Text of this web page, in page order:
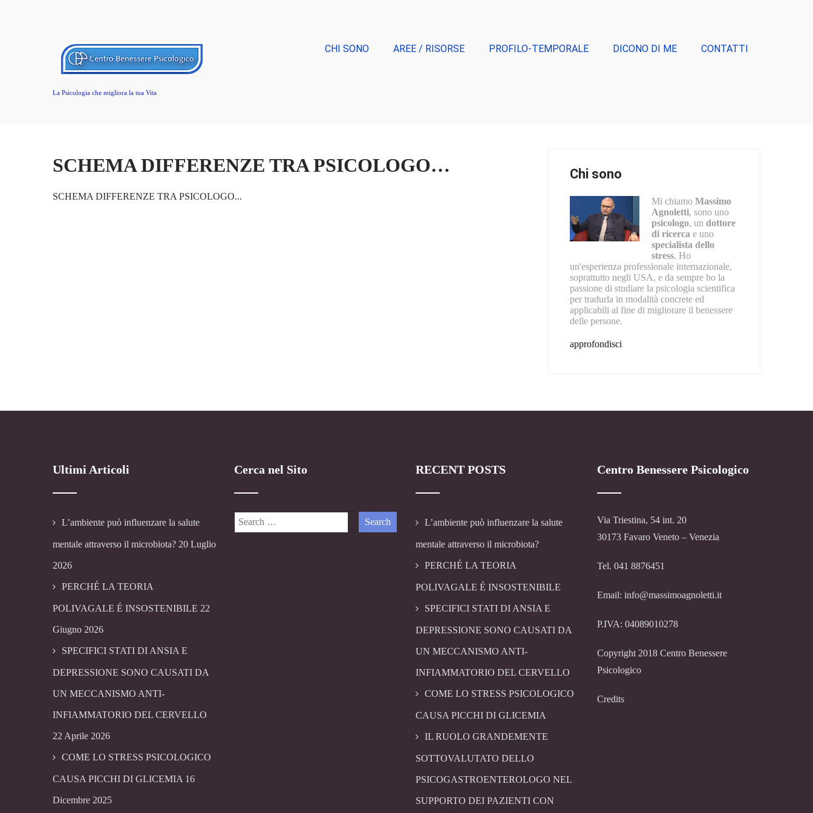
La Psicologia che migliora la tua Vita
CHI SONO AREE / RISORSE PROFILO-TEMPORALE DICONO DI ME CONTATTI
SCHEMA DIFFERENZE TRA PSICOLOGO…
SCHEMA DIFFERENZE TRA PSICOLOGO...
Chi sono
Mi chiamoMassimo
Agnoletti, sono uno
psicologo, undottore
di ricerca e uno
specialista dello
stress. Ho
un'esperienza professionale internazionale,
soprattutto negli USA, e da sempre ho la
passione di studiare la psicologia scientifica
per tradurla in modalità concrete ed
applicabili al fine di migliorare il benessere
delle persone.
approfondisci
Ultimi Articoli
L’ambiente può influenzare la salute
mentale attraverso il microbiota? 20 Luglio
2026
PERCHÉ LA TEORIA
POLIVAGALE É INSOSTENIBILE 22
Giugno 2026
SPECIFICI STATI DI ANSIA E
DEPRESSIONE SONO CAUSATI DA
UN MECCANISMO ANTI-
INFIAMMATORIO DEL CERVELLO
22 Aprile 2026
COME LO STRESS PSICOLOGICO
CAUSA PICCHI DI GLICEMIA 16
Dicembre 2025
Cerca nel Sito RECENT POSTS
L’ambiente può influenzare la salute
mentale attraverso il microbiota?
PERCHÉ LA TEORIA
POLIVAGALE É INSOSTENIBILE
SPECIFICI STATI DI ANSIA E
DEPRESSIONE SONO CAUSATI DA
UN MECCANISMO ANTI-
INFIAMMATORIO DEL CERVELLO
COME LO STRESS PSICOLOGICO
CAUSA PICCHI DI GLICEMIA
IL RUOLO GRANDEMENTE
SOTTOVALUTATO DELLO
PSICOGASTROENTEROLOGO NEL
SUPPORTO DEI PAZIENTI CON
Centro Benessere Psicologico
Via Triestina, 54 int. 20
30173 Favaro Veneto – Venezia
Tel. 041 8876451
Email: info@massimoagnoletti.it
P.IVA: 04089010278
Copyright 2018 Centro Benessere
Psicologico
Credits